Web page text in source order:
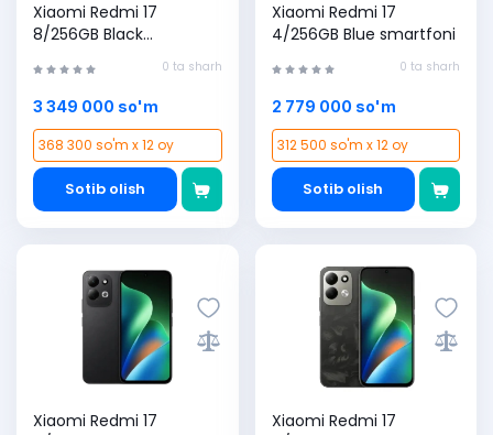
Xiaomi Redmi 17
8/256GB Black
0 ta sharh
3 349 000 so'm
368 300 so'm x 12 oy
Sotib olish
Xiaomi Redmi 17
4/256GB Blue smartfoni
0 ta sharh
2 779 000 so'm
312 500 so'm x 12 oy
Sotib olish
Xiaomi Redmi 17
Xiaomi Redmi 17